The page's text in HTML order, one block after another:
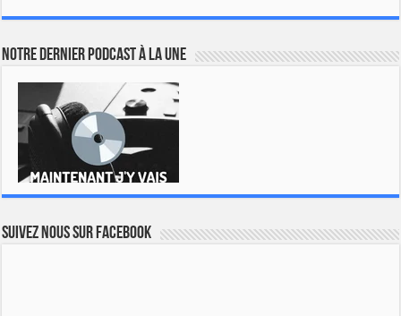
Notre dernier podcast à la une
Suivez nous sur Facebook